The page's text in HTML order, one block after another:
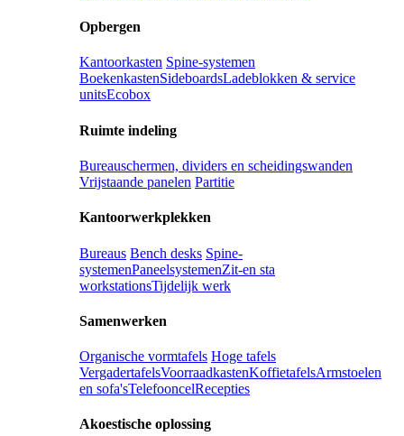
Opbergen
Kantoorkasten Spine-systemen
BoekenkastenSideboardsLadeblokken & service
unitsEcobox
Ruimte indeling
Bureauschermen, dividers en scheidingswanden
Vrijstaande panelen Partitie
Kantoorwerkplekken
Bureaus Bench desks Spine-
systemenPaneelsystemenZit-en sta
workstationsTijdelijk werk
Samenwerken
Organische vormtafels Hoge tafels
VergadertafelsVoorraadkastenKoffietafelsArmstoelen
en sofa'sTelefooncelRecepties
Akoestische oplossing